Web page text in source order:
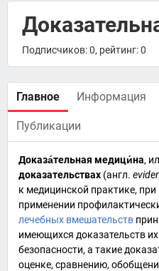
Подписчиков: 0, рейтинг: 0
Главное Информация
Публикации
Доказа́тельная медици́на,
доказательствах (англ.
к медицинской практике,
применении
лечебных вмешательств
имеющихся доказательств
безопасности, а такие
оценке, сравнению,